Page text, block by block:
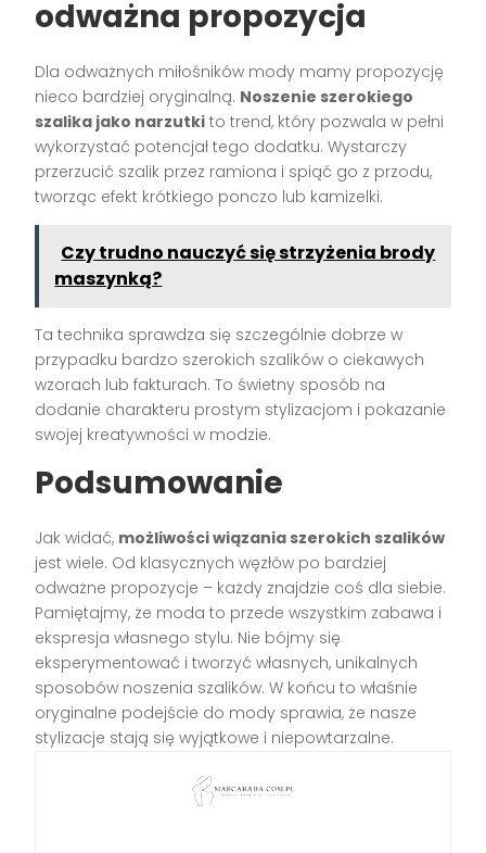
odważna propozycja
Dla odważnych miłośników mody mamy propozycję
nieco bardziej oryginalną. Noszenie szerokiego
szalika jako narzutki to trend, który pozwala w pełni
wykorzystać potencjał tego dodatku. Wystarczy
przerzucić szalik przez ramiona i spiąć go z przodu,
tworząc efekt krótkiego ponczo lub kamizelki.
Czy trudno nauczyć się strzyżenia brody
maszynką?
Ta technika sprawdza się szczególnie dobrze w
przypadku bardzo szerokich szalików o ciekawych
wzorach lub fakturach. To świetny sposób na
dodanie charakteru prostym stylizacjom i pokazanie
swojej kreatywności w modzie.
Podsumowanie
Jak widać, możliwości wiązania szerokich szalików
jest wiele. Od klasycznych węzłów po bardziej
odważne propozycje – każdy znajdzie coś dla siebie.
Pamiętajmy, że moda to przede wszystkim zabawa i
ekspresja własnego stylu. Nie bójmy się
eksperymentować i tworzyć własnych, unikalnych
sposobów noszenia szalików. W końcu to właśnie
oryginalne podejście do mody sprawia, że nasze
stylizacje stają się wyjątkowe i niepowtarzalne.